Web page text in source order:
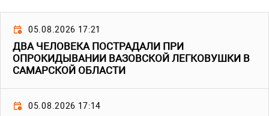
05.08.2026 17:21
ДВА ЧЕЛОВЕКА ПОСТРАДАЛИ ПРИ
ОПРОКИДЫВАНИИ ВАЗОВСКОЙ ЛЕГКОВУШКИ В
САМАРСКОЙ ОБЛАСТИ
05.08.2026 17:14